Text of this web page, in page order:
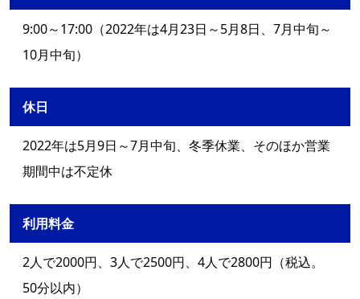
9:00～17:00（2022年は4月23日～5月8日、7月中旬～
10月中旬）
休日
2022年は5月9日～7月中旬、冬季休業、そのほか営業
期間中は不定休
利用料金
2人で2000円、3人で2500円、4人で2800円（税込。
50分以内）